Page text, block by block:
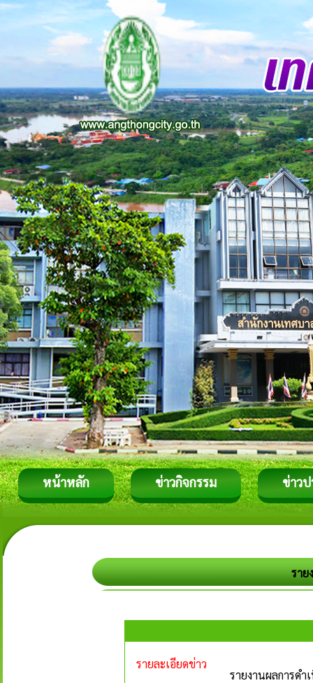
หน้าหลัก ข่าวกิจกรรม ข่าว
ราย
รายละเอียดข่าว
รายงานผลการด